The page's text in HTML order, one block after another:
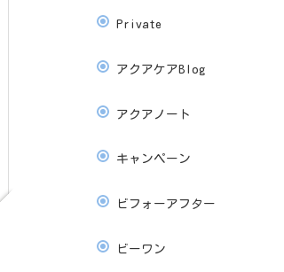
Private
アクアケアBlog
アクアノート
キャンペーン
ビフォーアフター
ビーワン